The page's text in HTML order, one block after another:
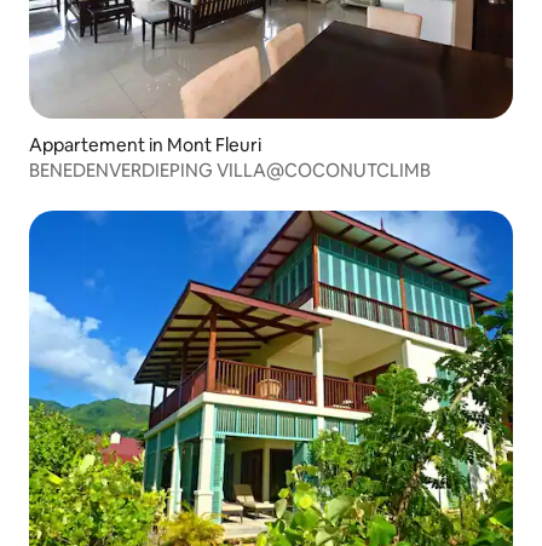
Appartement in Mont Fleuri
BENEDENVERDIEPING VILLA@COCONUTCLIMB